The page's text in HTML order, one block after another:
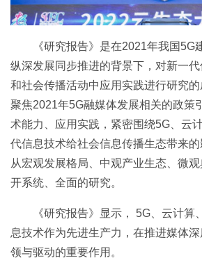
《研究报告》是在2021年我国5G
纵深发展同步推进的背景下，对新一
和社会传播活动中应用实践进行研究的
聚焦2021年5G融媒体发展相关的政策
术能力、应用实践，紧密围绕5G、云
代信息技术给社会信息传播生态带来的
从宏观发展格局、中观产业生态、微
开系统、全面的研究。
《研究报告》显示， 5G、云计算
息技术作为先进生产力，在推进媒体深
领与驱动的重要作用。